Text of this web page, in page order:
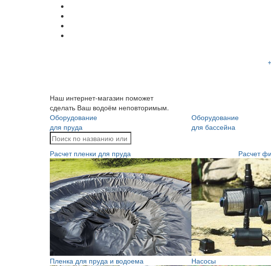
Наш интернет-магазин поможет
сделать Ваш водоём неповторимым.
Оборудование
для пруда
Оборудование
для бассейна
Расчет пленки для пруда
Расчет
Пленка для пруда и водоема Насосы